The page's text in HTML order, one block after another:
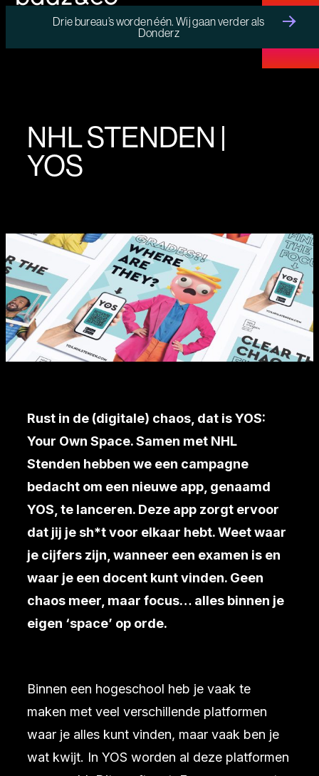
Drie bureau’s worden één. Wij gaan verder als
Donderz
NHL STENDEN |
YOS
Rust in de (digitale) chaos, dat is YOS:
Your Own Space. Samen met NHL
Stenden hebben we een campagne
bedacht om een nieuwe app, genaamd
YOS, te lanceren. Deze app zorgt ervoor
dat jij je sh*t voor elkaar hebt. Weet waar
je cijfers zijn, wanneer een examen is en
waar je een docent kunt vinden. Geen
chaos meer, maar focus… alles binnen je
eigen ‘space’ op orde.
Binnen een hogeschool heb je vaak te
maken met veel verschillende platformen
waar je alles kunt vinden, maar vaak ben je
wat kwijt. In YOS worden al deze platformen